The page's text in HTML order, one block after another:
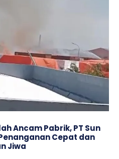
Ancam Pabrik, PT Sun
Cepat dan
Jiwa